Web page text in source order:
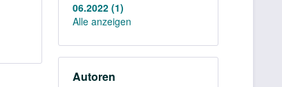
06.2022 (1)
Alle anzeigen
Autoren